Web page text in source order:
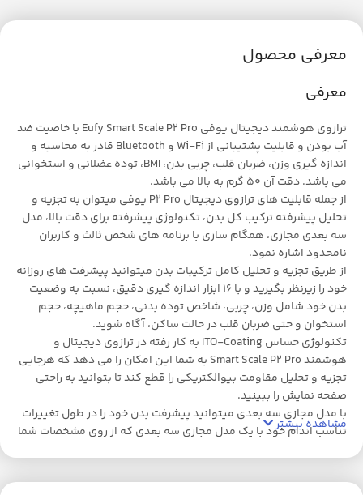
معرفی محصول
معرفی
ترازوی هوشمند دیجیتال یوفی Eufy Smart Scale P2 Pro با خاصیت ضد
آب بودن و قابلیت پشتیبانی از Wi-Fi و Bluetooth قادر به محاسبه و
اندازه گیری وزن، ضربان قلب، چربی بدن، BMI، توده عضلانی و استخوانی
می باشد. دقت آن 50 گرم به بالا می باشد.
از جمله قابلیت های ترازوی دیجیتال P2 Pro یوفی میتوان به تجزیه و
تحلیل پیشرفته ترکیب کل بدن، تکنولوژی پیشرفته برای دقت بالا، مدل
سه بعدی مجازی، همگام سازی با برنامه های شخص ثالث و کاربران
نامحدود اشاره نمود.
از طریق تجزیه و تحلیل کامل ترکیبات بدن میتوانید پیشرفت های روزانه
خود را زیرنظر بگیرید و با 16 ابزار اندازه گیری دقیق، نسبت به وضعیت
بدن خود شامل وزن، چربی، شاخص توده بدنی، حجم ماهیچه، حجم
استخوان و حتی ضربان قلب در حالت ساکن، آگاه شوید.
تکنولوژی حساس ITO-Coating به کار رفته در ترازوی دیجیتال و
هوشمند Smart Scale P2 Pro به شما این امکان را می دهد که هرجایی
تجزیه و تحلیل مقاومت بیوالکتریکی را قطع کند تا بتوانید به راحتی
صفحه نمایش را ببینید.
با مدل مجازی سه بعدی میتوانید پیشرفت بدن خود را در طول تغییرات
تناسب اندام خود با یک مدل مجازی سه بعدی که از روی مشخصات شما
دیگر مطابقت داشته باشد تا تصویری دقیق از تغییرات شما به شما
مشاهده بیشتر